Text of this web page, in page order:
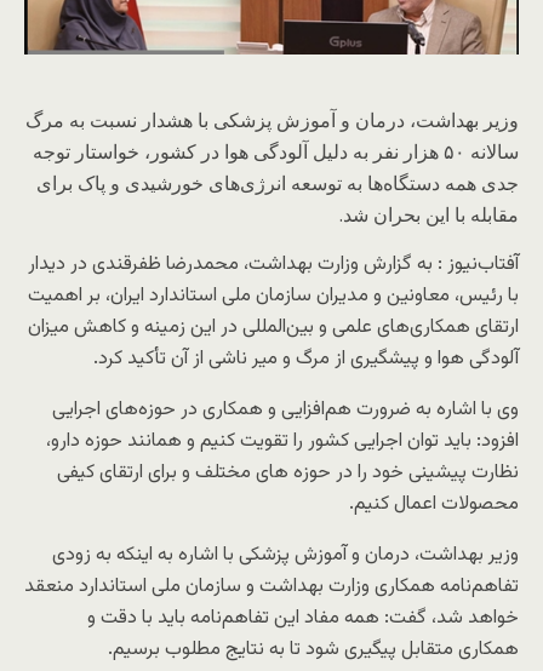
وزیر بهداشت، درمان و آموزش پزشکی با هشدار نسبت به مرگ
سالانه ۵۰ هزار نفر به دلیل آلودگی هوا در کشور، خواستار توجه
جدی همه دستگاه‌ها به توسعه انرژی‌های خورشیدی و پاک برای
مقابله با این بحران شد.
آفتاب‌‌نیوز : به گزارش وزارت بهداشت، محمدرضا ظفرقندی در دیدار
با رئیس، معاونین و مدیران سازمان ملی استاندارد ایران، بر اهمیت
ارتقای همکاری‌های علمی و بین‌المللی در این زمینه و کاهش میزان
آلودگی هوا و پیشگیری از مرگ و میر ناشی از آن تأکید کرد.
وی با اشاره به ضرورت هم‌افزایی و همکاری در حوزه‌های اجرایی
افزود: باید توان اجرایی کشور را تقویت کنیم و همانند حوزه دارو،
نظارت پیشینی خود را در حوزه های مختلف و برای ارتقای کیفی
محصولات اعمال کنیم.
وزیر بهداشت، درمان و آموزش پزشکی با اشاره به اینکه به زودی
تفاهم‌نامه همکاری وزارت بهداشت و سازمان ملی استاندارد منعقد
خواهد شد، گفت: همه مفاد این تفاهم‌نامه باید با دقت و
همکاری متقابل پیگیری شود تا به نتایج مطلوب برسیم.